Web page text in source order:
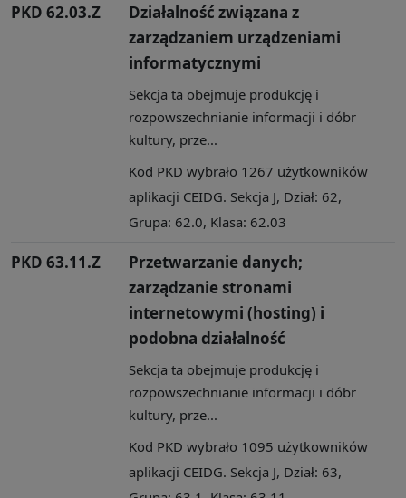
PKD 62.03.Z
Działalność związana z
zarządzaniem urządzeniami
informatycznymi
Sekcja ta obejmuje produkcję i
rozpowszechnianie informacji i dóbr
kultury, prze...
Kod PKD wybrało 1267 użytkowników
aplikacji CEIDG. Sekcja J, Dział: 62,
Grupa: 62.0, Klasa: 62.03
PKD 63.11.Z
Przetwarzanie danych;
zarządzanie stronami
internetowymi (hosting) i
podobna działalność
Sekcja ta obejmuje produkcję i
rozpowszechnianie informacji i dóbr
kultury, prze...
Kod PKD wybrało 1095 użytkowników
aplikacji CEIDG. Sekcja J, Dział: 63,